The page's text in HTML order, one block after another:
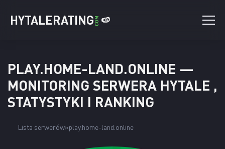
HYTALERATINGCOM 🍉
PLAY.HOME-LAND.ONLINE —
MONITORING SERWERA HYTALE ,
STATYSTYKI I RANKING
Lista serwerów play.home-land.online